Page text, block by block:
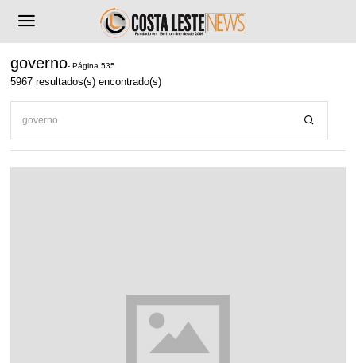
governo- Página 535
5967 resultados(s) encontrado(s)